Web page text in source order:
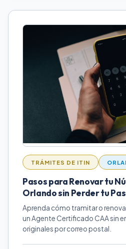
TRÁMITES DE ITIN
Pasos para Renovar tu
Orlando sin Perder tu
Aprenda cómo tramitar o
un Agente Certificado CAA sin
originales por correo postal.